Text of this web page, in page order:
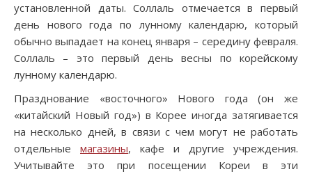
установленной даты. Соллаль отмечается в первый
день нового года по лунному календарю, который
обычно выпадает на конец января – середину февраля.
Соллаль – это первый день весны по корейскому
лунному календарю.
Празднование «восточного» Нового года (он же
«китайский Новый год») в Корее иногда затягивается
на несколько дней, в связи с чем могут не работать
отдельные магазины, кафе и другие учреждения.
Учитывайте это при посещении Кореи в эти